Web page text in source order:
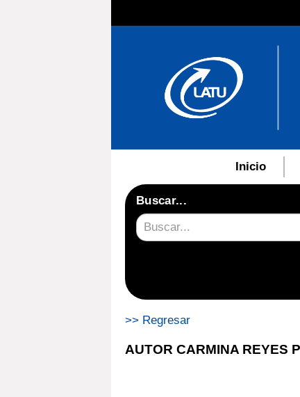
Inicio
Buscar...
>> Regresar
AUTOR CARMINA REYES